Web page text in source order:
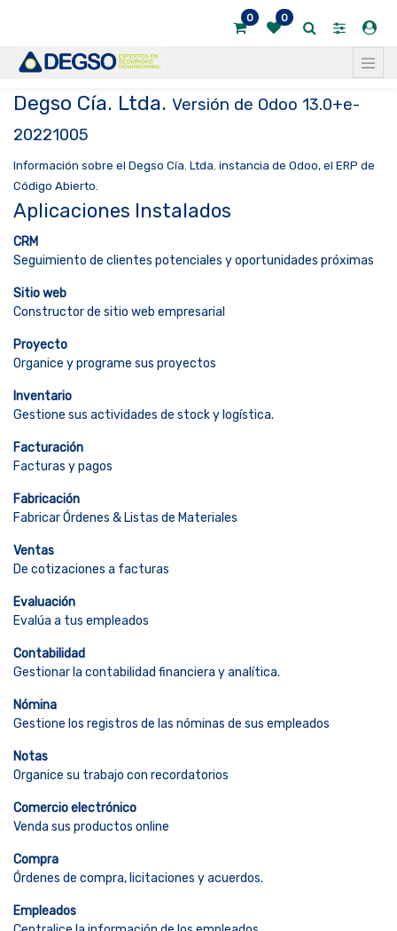
0 0
Degso Cía. Ltda. Versión de Odoo 13.0+e-
20221005
Información sobre el Degso Cía. Ltda. instancia de Odoo, el ERP de
Código Abierto.
Aplicaciones Instalados
CRM
Seguimiento de clientes potenciales y oportunidades próximas
Sitio web
Constructor de sitio web empresarial
Proyecto
Organice y programe sus proyectos
Inventario
Gestione sus actividades de stock y logística.
Facturación
Facturas y pagos
Fabricación
Fabricar Órdenes & Listas de Materiales
Ventas
De cotizaciones a facturas
Evaluación
Evalúa a tus empleados
Contabilidad
Gestionar la contabilidad financiera y analítica.
Nómina
Gestione los registros de las nóminas de sus empleados
Notas
Organice su trabajo con recordatorios
Comercio electrónico
Venda sus productos online
Compra
Órdenes de compra, licitaciones y acuerdos.
Empleados